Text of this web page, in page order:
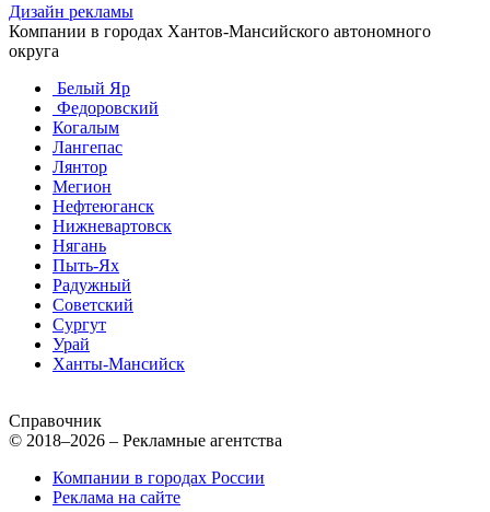
Дизайн рекламы
Компании в городах Хантов-Мансийского автономного
округа
Белый Яр
Федоровский
Когалым
Лангепас
Лянтор
Мегион
Нефтеюганск
Нижневартовск
Нягань
Пыть-Ях
Радужный
Советский
Сургут
Урай
Ханты-Мансийск
Справочник
© 2018–2026 – Рекламные агентства
Компании в городах России
Реклама на сайте